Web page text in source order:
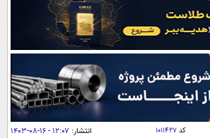
نظرسنجی
آب و هوا
سواد زندگی
سیاسی
اقتصاد
کد ۱۰۱۱۴۲۷ انتشار: ۱۲:۰۷ - ۱۶-۰۸-۱۴۰۳